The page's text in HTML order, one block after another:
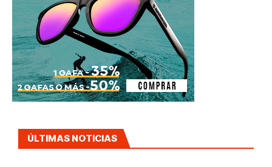
ÚLTIMAS NOTICIAS